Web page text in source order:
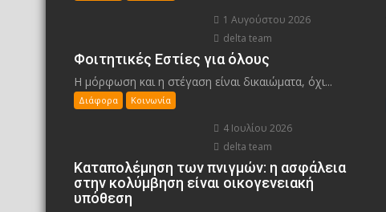
1 Αυγούστου 2026
delta team
Φοιτητικές Εστίες για όλους
Η μόρφωση και η στέγαση είναι δικαιώματα, όχι...
Διάφορα Κοινωνία
4 Ιουλίου 2026
delta team
Καταπολέμηση των πνιγμών: η ασφάλεια
στην κολύμβηση είναι οικογενειακή
υπόθεση